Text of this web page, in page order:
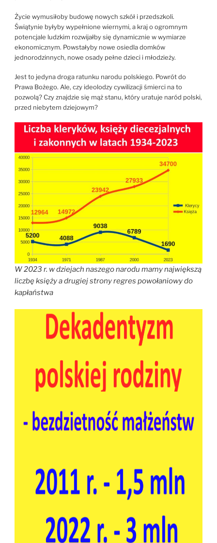
Życie wymusiłoby budowę nowych szkół i przedszkoli.
Świątynie byłyby wypełnione wiernymi, a kraj o ogromnym
potencjale ludzkim rozwijałby się dynamicznie w wymiarze
ekonomicznym. Powstałyby nowe osiedla domków
jednorodzinnych, nowe osady pełne dzieci i młodzieży.
Jest to jedyna droga ratunku narodu polskiego. Powrót do
Prawa Bożego. Ale, czy ideolodzy cywilizacji śmierci na to
pozwolą? Czy znajdzie się mąż stanu, który uratuje naród polski,
przed niebytem dziejowym?
W 2023 r. w dziejach naszego narodu mamy największą
liczbę księży a drugiej strony regres powołaniowy do
kapłaństwa